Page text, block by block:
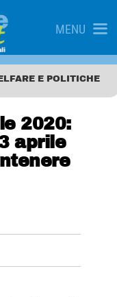
MENU
E POLITICHE
2020:
aprile